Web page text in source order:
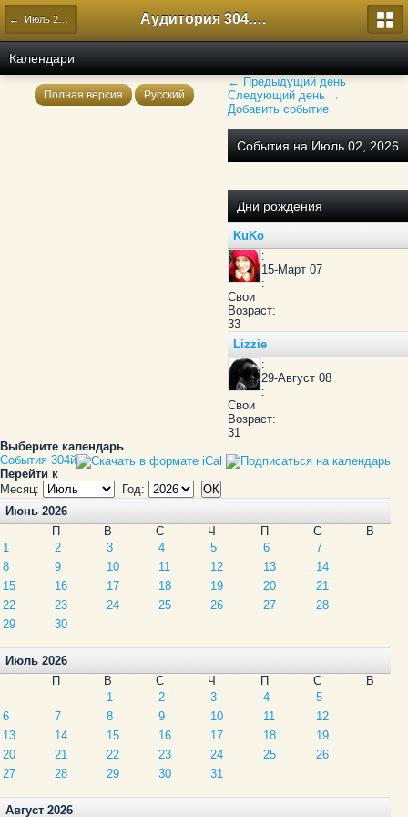
← Июль 2026 Аудитория 304. История России
Календари
← Предыдущий день
Следующий день →
Добавить событие
События на Июль 02, 2026
Дни рождения
KuKo
:
15-Март 07
:
Свои
Возраст:
33
Lizzie
:
29-Август 08
:
Свои
Возраст:
31
Выберите календарь
События 304й
Перейти к
Месяц:
Год:
Июнь 2026
П
В С Ч П С
В
1
2 3 4 5 6
7
8
9 10 11 12 13
14
15
16 17 18 19 20
21
22
23 24 25 26 27
28
29
30
Июль 2026
П
В С Ч П С
В
1
2 3 4
5
6
7 8 9 10 11
12
13
14 15 16 17 18
19
20
21 22 23 24 25
26
27
28 29 30 31
Август 2026
Полная версия Русский